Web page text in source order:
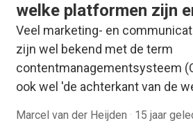
welke platformen zijn
Veel marketing- en
zijn wel bekend met de term
contentmanagementsysteem
ook wel 'de achterkant van de
Marcel van der Heijden · 15 jaar